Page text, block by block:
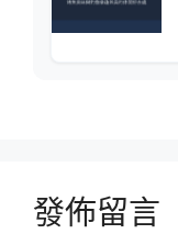
發佈留言